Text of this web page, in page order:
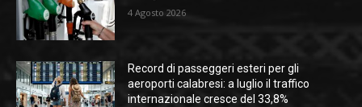
4 Agosto 2026
Record di passeggeri esteri per gli
aeroporti calabresi: a luglio il traffico
internazionale cresce del 33,8%